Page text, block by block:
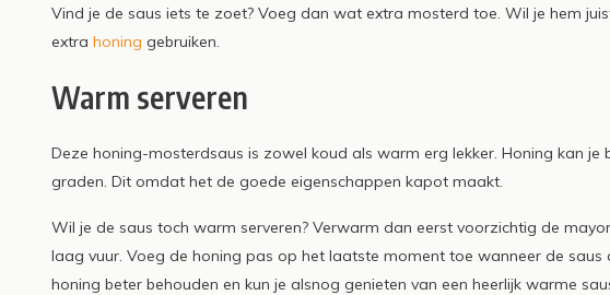
Vind je de saus iets te zoet? Voeg dan wat extra mosterd toe. Wil je hem
extra honing gebruiken.
Warm serveren
Deze honing-mosterdsaus is zowel koud als warm erg lekker. Honing kan
graden. Dit omdat het de goede eigenschappen kapot maakt.
Wil je de saus toch warm serveren? Verwarm dan eerst voorzichtig de
laag vuur. Voeg de honing pas op het laatste moment toe wanneer de
honing beter behouden en kun je alsnog genieten van een heerlijk warme